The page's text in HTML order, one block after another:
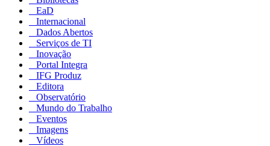
EaD
Internacional
Dados Abertos
Serviços de TI
Inovação
Portal Integra
IFG Produz
Editora
Observatório
Mundo do Trabalho
Eventos
Imagens
Vídeos